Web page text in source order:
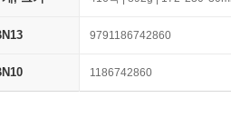
9791186742860
1186742860